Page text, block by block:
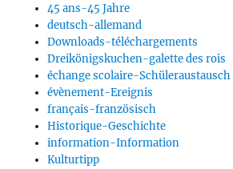
45 ans-45 Jahre
deutsch-allemand
Downloads-téléchargements
Dreikönigskuchen-galette des rois
échange scolaire-Schüleraustausch
évènement-Ereignis
français-französisch
Historique-Geschichte
information-Information
Kulturtipp